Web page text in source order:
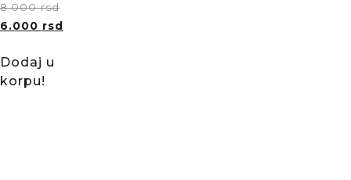
8.000rsd
6.000 rsd
Dodaj u
korpu!